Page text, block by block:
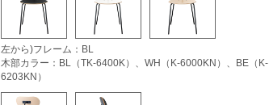
左から)フレーム：BL
木部カラー：BL（TK-6400K）、WH（K-6000KN）、BE（K-
6203KN）